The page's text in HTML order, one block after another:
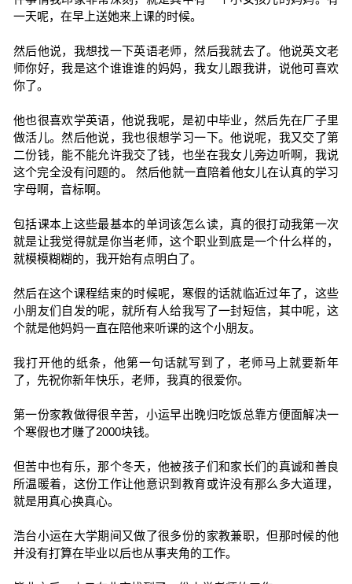
一天呢，在早上送她来上课的时候。
然后他说，我想找一下英语老师，然后我就去了。他说英文老
师你好，我是这个谁谁谁的妈妈，我女儿跟我讲，说他可喜欢
你了。
他也很喜欢学英语，他说我呢，是初中毕业，然后先在厂子里
做活儿。然后他说，我也很想学习一下。他说呢，我又交了第
二份钱，能不能允许我交了钱，也坐在我女儿旁边听啊，我说
这个完全没有问题的。 然后他就一直陪着他女儿在认真的学习
字母啊，音标啊。
包括课本上这些最基本的单词该怎么读，真的很打动我第一次
就是让我觉得就是你当老师，这个职业到底是一个什么样的，
就模模糊糊的，我开始有点明白了。
然后在这个课程结束的时候呢，寒假的话就临近过年了，这些
小朋友们自发的呢，就所有人给我写了一封短信，其中呢，这
个就是他妈妈一直在陪他来听课的这个小朋友。
我打开他的纸条，他第一句话就写到了，老师马上就要新年
了，先祝你新年快乐，老师，我真的很爱你。
第一份家教做得很辛苦，小运早出晚归吃饭总靠方便面解决一
个寒假也才赚了2000块钱。
但苦中也有乐，那个冬天，他被孩子们和家长们的真诚和善良
所温暖着，这份工作让他意识到教育或许没有那么多大道理，
就是用真心换真心。
浩台小运在大学期间又做了很多份的家教兼职，但那时候的他
并没有打算在毕业以后也从事夹角的工作。